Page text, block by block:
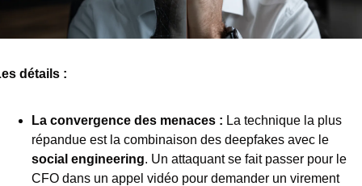
détails :
La convergence des menaces : La technique la plus
social engineering. Un attaquant se fait passer pour le
CFO dans un appel vidéo pour demander un virement